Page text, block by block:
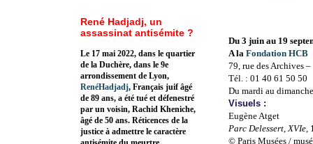
Du 3 juin au 19
A la Fondation HCB
79, rue des Archives
Tél. : 01 40 61 50 50
Du mardi au
Visuels :
Eugène Atget
Parc Delessert, XVIe,
© Paris Musées /
René Hadjadj, un
assassinat antisémite ?
Le 17 mai 2022, dans le quartier
de la Duchère, dans le 9e
arrondissement de Lyon,
RenéHadjadj, Français juif âgé
de 89 ans, a été tué et défenestré
par un voisin, Rachid Kheniche,
âgé de 50 ans. Réticences de la
justice à admettre le caractère